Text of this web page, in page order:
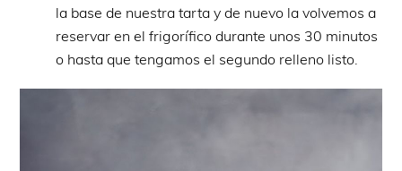
la base de nuestra tarta y de nuevo la volvemos a
reservar en el frigorífico durante unos 30 minutos
o hasta que tengamos el segundo relleno listo.